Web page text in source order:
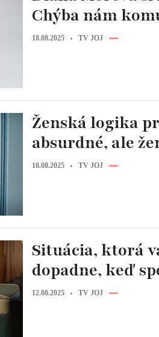
Chýba nám
18.08.2025 TV JOJ
Ženská logika
absurdné, ale
18.08.2025 TV JOJ
Situácia, ktorá
dopadne, keď
12.08.2025 TV JOJ